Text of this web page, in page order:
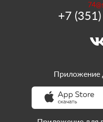
+7
Приложение